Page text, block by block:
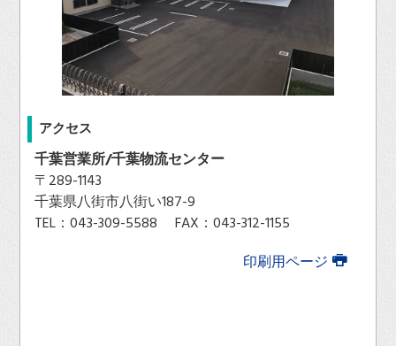
アクセス
千葉営業所/千葉物流センター
〒289-1143
千葉県八街市八街い187-9
TEL：043-309-5588 FAX：043-312-1155
印刷用ページ